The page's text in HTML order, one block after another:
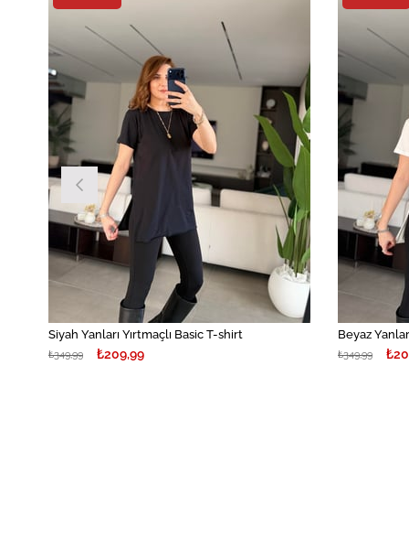
Siyah Yanları Yırtmaçlı Basic T-shirt
₺209,99
₺349,99
Beyaz
₺349,99